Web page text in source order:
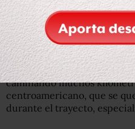
pasado-, decidió
compañeros.
“Hemos llegado hasta aquí
ha dado ‘aventón’ de
caminando muchos
centroamericano, que se
durante el trayecto,